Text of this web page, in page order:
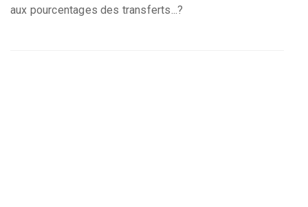
aux pourcentages des transferts...?